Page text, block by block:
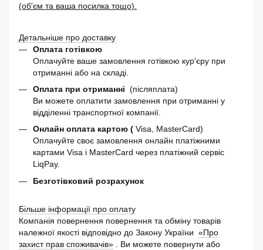
(об'єм та ваша посилка тощо).
Детальніше про доставку
Оплата готівкою
Оплачуйте ваше замовлення готівкою кур'єру при
отриманні або на складі.
Оплата при отриманні (післяплата)
Ви можете оплатити замовлення при отриманні у
відділенні транспортної компанії.
Онлайн оплата картою ( Visa, MasterCard)
Оплачуйте своє замовлення онлайн платіжними
картами Visa і MasterCard через платіжний сервіс
LiqPay.
Безготівковий розрахунок
Більше інформації про оплату
Компанія повернення повернення та обміну товарів
належної якості відповідно до Закону України «Про
захист прав споживачів» . Ви можете повернути або